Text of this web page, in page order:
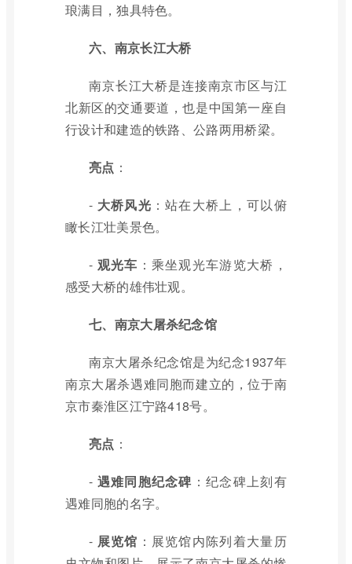
琅满目，独具特色。
六、南京长江大桥
南京长江大桥是连接南京市区与江
北新区的交通要道，也是中国第一座自
行设计和建造的铁路、公路两用桥梁。
亮点 ：
- 大桥风光 ：站在大桥上，可以俯
瞰长江壮美景色。
- 观光车 ：乘坐观光车游览大桥，
感受大桥的雄伟壮观。
七、南京大屠杀纪念馆
南京大屠杀纪念馆是为纪念1937年
南京大屠杀遇难同胞而建立的，位于南
京市秦淮区江宁路418号。
亮点 ：
- 遇难同胞纪念碑 ：纪念碑上刻有
遇难同胞的名字。
- 展览馆 ：展览馆内陈列着大量历